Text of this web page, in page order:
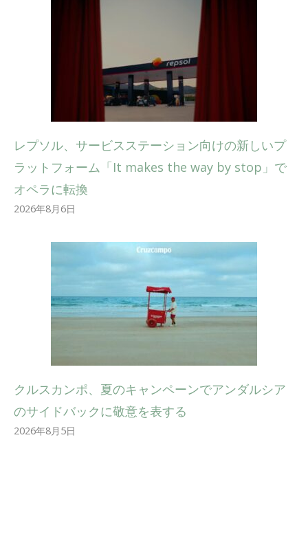
レプソル、サービスステーション向けの新しいプ
ラットフォーム「It makes the way by stop」で
オペラに転換
2026年8月6日
クルスカンポ、夏のキャンペーンでアンダルシア
のサイドバックに敬意を表する
2026年8月5日